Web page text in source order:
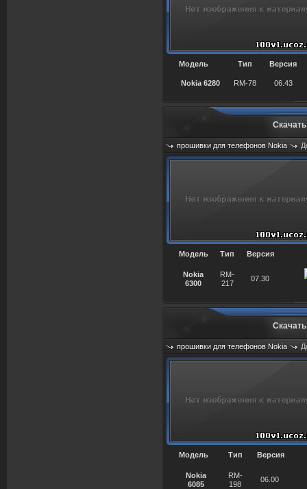
Модель Тип Версия
Nokia 6280 RM-78 06.43
прошивки для телефонов Nokia
Просмотров: 1063
Модель Тип Версия
Nokia
6300
RM-
217
07.30
прошивки для телефонов Nokia
Просмотров: 861
Модель Тип Версия
Nokia
6085
RM-
198
06.00